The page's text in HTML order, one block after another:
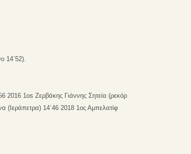
14΄52).
2016 1os Ζερβάκης Γιάννης Σητεία (ρεκόρ
(Ιεράπετρα) 14΄46 2018 1ος Αμπελατίφ